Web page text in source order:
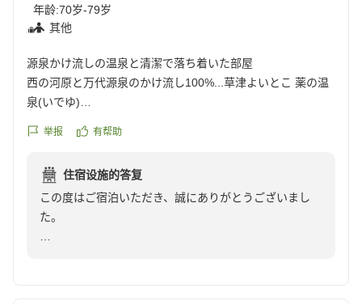
年龄:70岁-79岁
其他
源泉かけ流しの温泉と清潔で落ち着いた部屋
西の河原と万代源泉のかけ流し100%...草津よいとこ 薬の温
泉(いでゆ)
https://review.travel.rakuten.co.jp/hotel/voice/75162?
reviewId=33123478026359
举报 有帮助
住宿设施的答复
この度はご宿泊いただき、誠にありがとうございまし
た。